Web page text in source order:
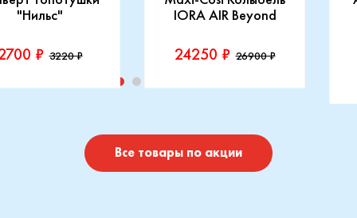
"Нильс"
₽ 3220 ₽
IORA AIR Beyond
24250 ₽ 26900 ₽
Производитель::
Купить
Все товары по акции